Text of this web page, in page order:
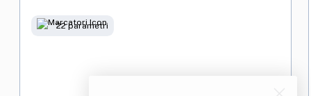
22 parametri